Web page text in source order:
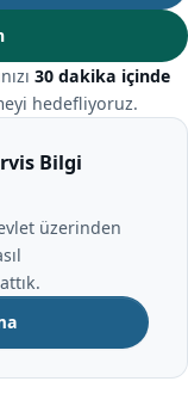
30 dakika içinde
hedefliyoruz.
Bilgi
üzerinden